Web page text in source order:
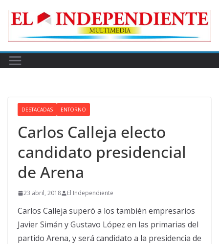
DESTACADAS ENTORNO
Carlos Calleja electo
candidato presidencial
de Arena
23 abril, 2018 El Independiente
Carlos Calleja superó a los también empresarios
Javier Simán y Gustavo López en las primarias del
partido Arena, y será candidato a la presidencia de